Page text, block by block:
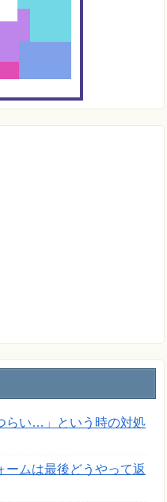
らい…」という時の対処
ームは最後どうやって返